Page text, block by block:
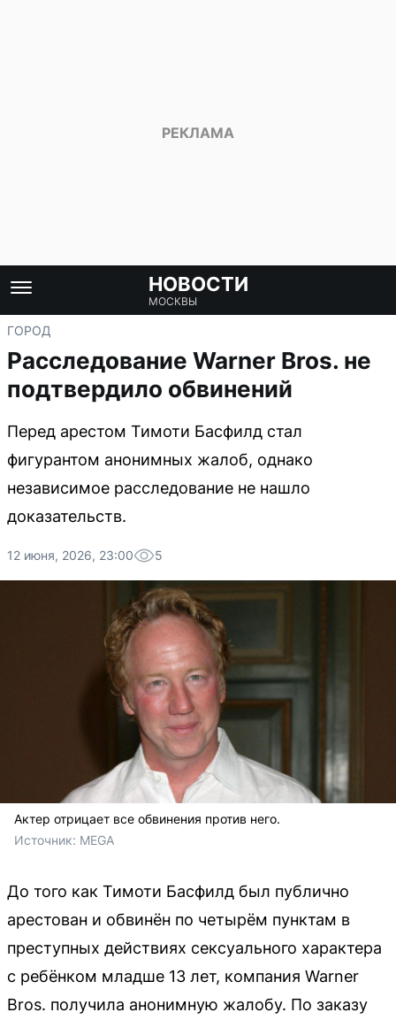
НОВОСТИ
МОСКВЫ
ГОРОД
Расследование Warner Bros. не
подтвердило обвинений
Перед арестом Тимоти Басфилд стал
фигурантом анонимных жалоб, однако
независимое расследование не нашло
доказательств.
12 июня, 2026, 23:00 5
Актер отрицает все обвинения против него.
Источник: MEGA
До того как Тимоти Басфилд был публично
арестован и обвинён по четырём пунктам в
преступных действиях сексуального характера
с ребёнком младше 13 лет, компания Warner
Bros. получила анонимную жалобу. По заказу